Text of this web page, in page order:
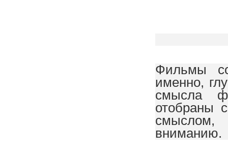
Фильмы
именно,
смысла
отобраны
смыслом,
вниманию.